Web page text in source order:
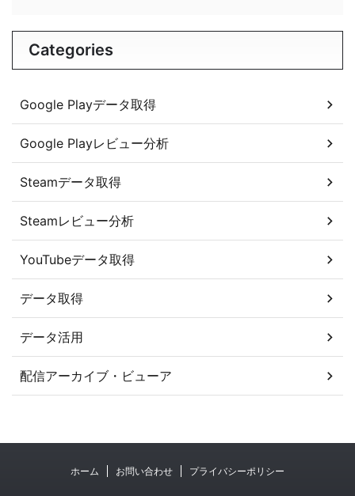
Categories
Google Playデータ取得
Google Playレビュー分析
Steamデータ取得
Steamレビュー分析
YouTubeデータ取得
データ取得
データ活用
配信アーカイブ・ビューア
ホーム お問い合わせ プライバシーポリシー